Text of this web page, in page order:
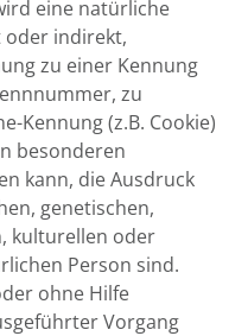
eine natürliche
oder indirekt,
zu einer Kennung
zu
Kennung (z.B. Cookie)
besonderen
kann, die Ausdruck
genetischen,
kulturellen oder
Person sind.
ohne Hilfe
Vorgang